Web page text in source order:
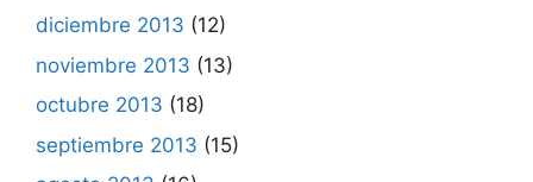
diciembre 2013 (12)
noviembre 2013 (13)
octubre 2013 (18)
septiembre 2013 (15)